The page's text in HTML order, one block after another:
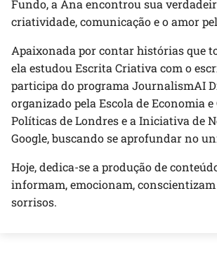
Fundo, a Ana encontrou sua
criatividade, comunicação e o amor
Apaixonada por contar histórias que
ela estudou Escrita Criativa com o
participa do programa JournalismAI
organizado pela Escola de Economia e
Políticas de Londres e a Iniciativa de
Google, buscando se aprofundar no
Hoje, dedica-se a produção de
informam, emocionam,
sorrisos.